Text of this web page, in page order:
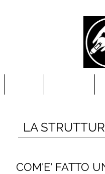
LA
COM'E' FATTO